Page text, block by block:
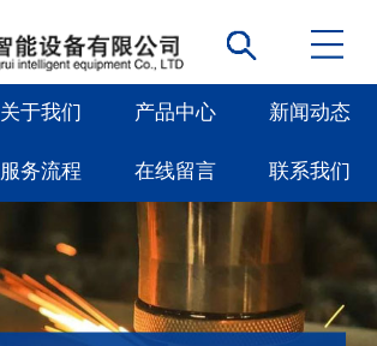
关于我们 产品中心 新闻动态
服务流程 在线留言 联系我们